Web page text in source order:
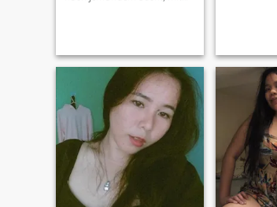
schätze Ehrlichkeit und
offene Kommunikation in
Beziehungen und bin immer
auf der Suche nach tiefen
Gesprächen. Lernen wir uns
kennen und sehen.